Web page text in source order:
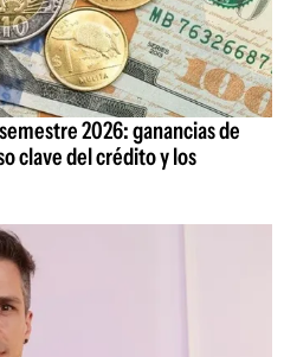
2026: ganancias de
clave del crédito y los